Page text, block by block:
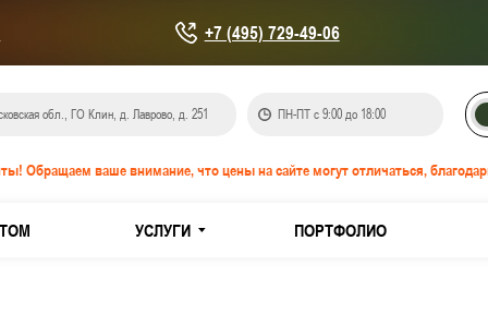
+7 (495) 729-49-06
обл., ГО Клин, д. Лаврово, д. 251 ПН-ПТ с 9:00 до 18:00
Обращаем ваше внимание, что цены на сайте могут отличаться,
УСЛУГИ ПОРТФОЛИО